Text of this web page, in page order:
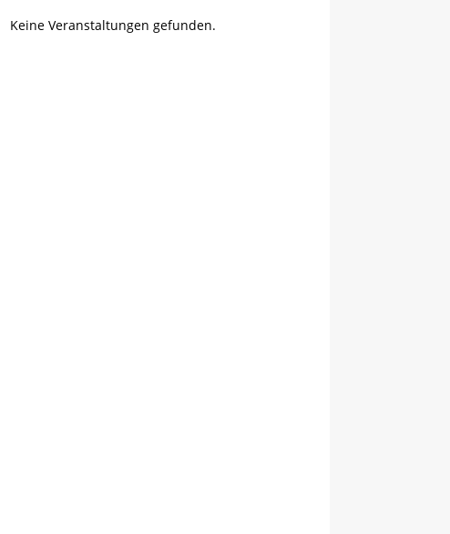
Keine Veranstaltungen gefunden.